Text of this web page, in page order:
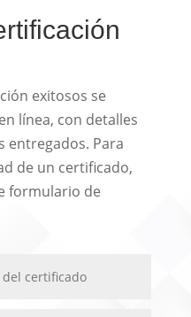
exitosos se
línea, con detalles
entregados. Para
de un certificado,
formulario de